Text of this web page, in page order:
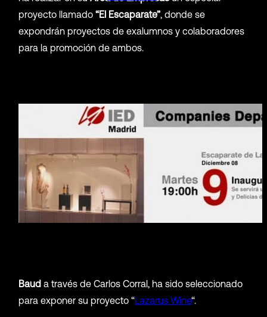
proyecto llamado “El Escaparate”, donde se
expondrán proyectos de exalumnos y colaboradores
para la promoción de ambos.
Baud a través de Carlos Corral, ha sido seleccionado
para exponer su proyecto “Lazarus Wine“.